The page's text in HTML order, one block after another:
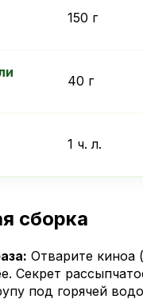
150 г
40 г
1 ч. л.
сборка
Отварите киноа
Секрет
под горячей